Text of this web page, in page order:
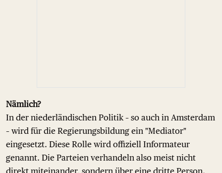
Nämlich?
In der niederländischen Politik – so auch in Amsterdam
– wird für die Regierungsbildung ein "Mediator"
eingesetzt. Diese Rolle wird offiziell Informateur
genannt. Die Parteien verhandeln also meist nicht